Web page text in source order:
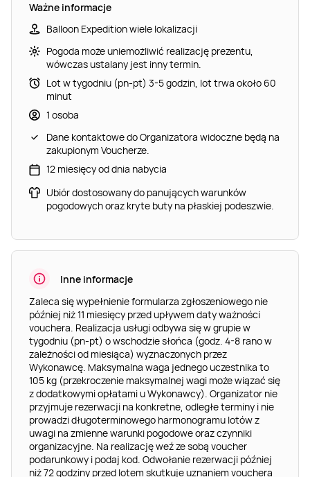
Ważne informacje
Balloon Expedition wiele lokalizacji
Pogoda może uniemożliwić realizację prezentu,
wówczas ustalany jest inny termin.
Lot w tygodniu (pn-pt) 3-5 godzin, lot trwa około 60
minut
1 osoba
Dane kontaktowe do Organizatora widoczne będą na
zakupionym Voucherze.
12 miesięcy od dnia nabycia
Ubiór dostosowany do panujących warunków
pogodowych oraz kryte buty na płaskiej podeszwie.
Inne informacje
Zaleca się wypełnienie formularza zgłoszeniowego nie
później niż 11 miesięcy przed upływem daty ważności
vouchera. Realizacja usługi odbywa się w grupie w
tygodniu (pn-pt) o wschodzie słońca (godz. 4-8 rano w
zależności od miesiąca) wyznaczonych przez
Wykonawcę. Maksymalna waga jednego uczestnika to
105 kg (przekroczenie maksymalnej wagi może wiązać się
z dodatkowymi opłatami u Wykonawcy). Organizator nie
przyjmuje rezerwacji na konkretne, odległe terminy i nie
prowadzi długoterminowego harmonogramu lotów z
uwagi na zmienne warunki pogodowe oraz czynniki
organizacyjne. Na realizację weź ze sobą voucher
podarunkowy i podaj kod. Odwołanie rezerwacji później
niż 72 godziny przed lotem skutkuje uznaniem vouchera